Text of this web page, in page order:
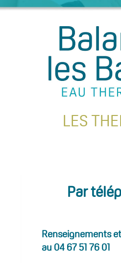
LES
Par
Renseignements
au 04 67 51 76 01